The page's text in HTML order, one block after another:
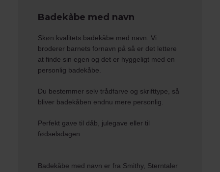
Badekåbe med navn
Skøn kvalitets badekåbe med navn. Vi
broderer barnets fornavn på så er det lettere
at finde sin egen og det er hyggeligt med en
personlig badekåbe.
Du bestemmer selv trådfarve og skrifttype, så
bliver badekåben endnu mere personlig.
Perfekt gave til dåb, julegave eller til
fødselsdagen.
Badekåbe med navn er fra Smithy, Sterntaler